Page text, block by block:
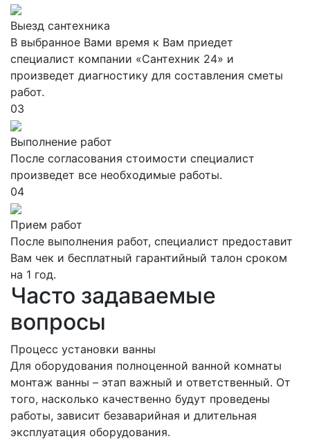
Выезд сантехника
В выбранное Вами время к Вам приедет
специалист компании «Сантехник 24» и
произведет диагностику для составления сметы
работ.
03
Выполнение работ
После согласования стоимости специалист
произведет все необходимые работы.
04
Прием работ
После выполнения работ, специалист предоставит
Вам чек и бесплатный гарантийный талон сроком
на 1 год.
Часто задаваемые
вопросы
Процесс установки ванны
Для оборудования полноценной ванной комнаты
монтаж ванны – этап важный и ответственный. От
того, насколько качественно будут проведены
работы, зависит безаварийная и длительная
эксплуатация оборудования.